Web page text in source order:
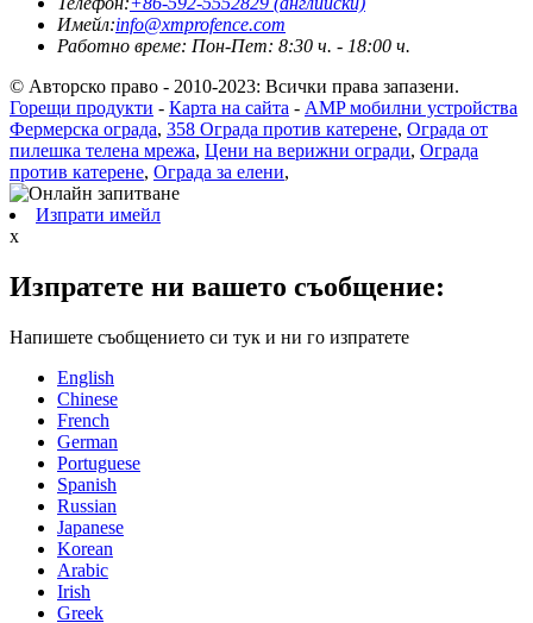
Имейл:info@xmprofence.com
Работно време: Пон-Пет: 8:30 ч. - 18:00 ч.
© Авторско право - 2010-2023: Всички права запазени.
Горещи продукти - Карта на сайта - AMP мобилни устройства
Фермерска ограда, 358 Ограда против катерене, Ограда от
пилешка телена мрежа, Цени на верижни огради, Ограда
против катерене, Ограда за елени,
Изпрати имейл
x
Изпратете ни вашето съобщение:
Напишете съобщението си тук и ни го изпратете
English
Chinese
French
German
Portuguese
Spanish
Russian
Japanese
Korean
Arabic
Irish
Greek